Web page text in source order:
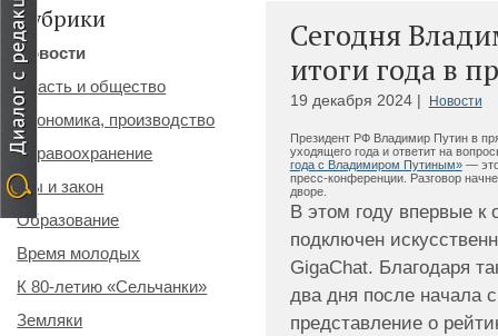
Сегодня
итоги года в
19 декабря 2024 | Новости
Президент РФ Владимир Путин в
уходящего года и ответит на
года с Владимиром Путиным»— это
пресс-конференции. Разговор
дворе.
В этом году впервые к
подключен
GigaChat. Благодаря
два дня после начала
представление о
Рубрики
Новости
Власть и общество
Экономика, производство
Здравоохранение
Мы и закон
Образование
Время молодых
К 80-летию «Сельчанки»
Земляки